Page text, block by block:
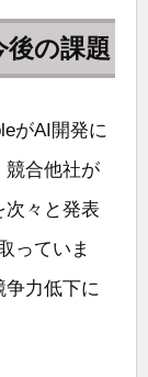
の課題
がAI開発に
競合他社が
次々と発表
っていま
争力低下に